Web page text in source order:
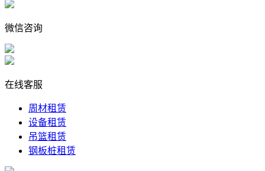
微信咨询
在线客服
周材租赁
设备租赁
吊篮租赁
钢板桩租赁